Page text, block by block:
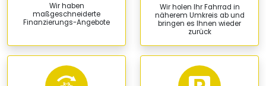
Wir haben
maßgeschneiderte
Finanzierungs-Angebote
Wir holen Ihr Fahrrad in
näherem Umkreis ab und
bringen es Ihnen wieder
zurück